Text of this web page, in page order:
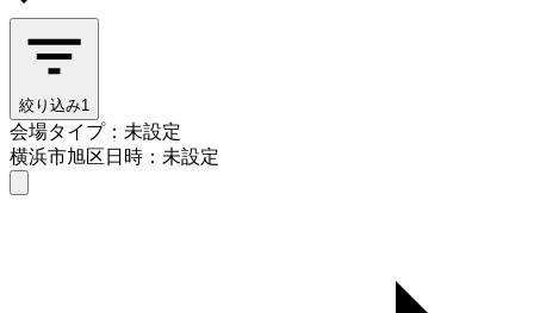
絞り込み1
会場タイプ：未設定
横浜市旭区日時：未設定